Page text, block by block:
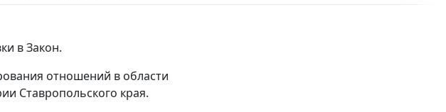
в Закон.
отношений в области
Ставропольского края.